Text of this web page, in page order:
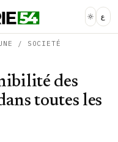
ع
/ SOCIETÉ
des
toutes les